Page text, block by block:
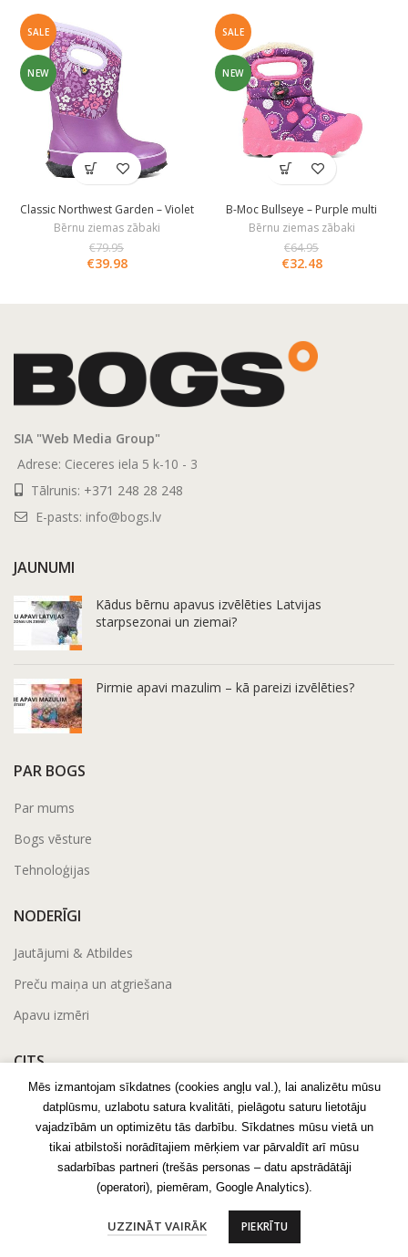
SALE
NEW
Classic Northwest Garden – Violet
Multi
Bērnu ziemas zābaki
€79.95
€39.98
SALE
NEW
B-Moc Bullseye – Purple multi
Bērnu ziemas zābaki
€64.95
€32.48
SIA "Web Media Group"
Adrese: Cieceres iela 5 k-10 - 3
Tālrunis: +371 248 28 248
E-pasts: info@bogs.lv
JAUNUMI
Kādus bērnu apavus izvēlēties Latvijas
starpsezonai un ziemai?
Pirmie apavi mazulim – kā pareizi izvēlēties?
PAR BOGS
Par mums
Bogs vēsture
Tehnoloģijas
NODERĪGI
Jautājumi & Atbildes
Preču maiņa un atgriešana
Apavu izmēri
CITS
Privātuma politika
Noteikumi
2023 Bogs.lv - Visas tiesības paturētas.
Mēs izmantojam sīkdatnes (cookies angļu val.), lai analizētu mūsu
datplūsmu, uzlabotu satura kvalitāti, pielāgotu saturu lietotāju
vajadzībām un optimizētu tās darbību. Sīkdatnes mūsu vietā un
tikai atbilstoši norādītajiem mērķiem var pārvaldīt arī mūsu
sadarbības partneri (trešās personas – datu apstrādātāji
(operatori), piemēram, Google Analytics).
UZZINĀT VAIRĀK PIEKRĪTU